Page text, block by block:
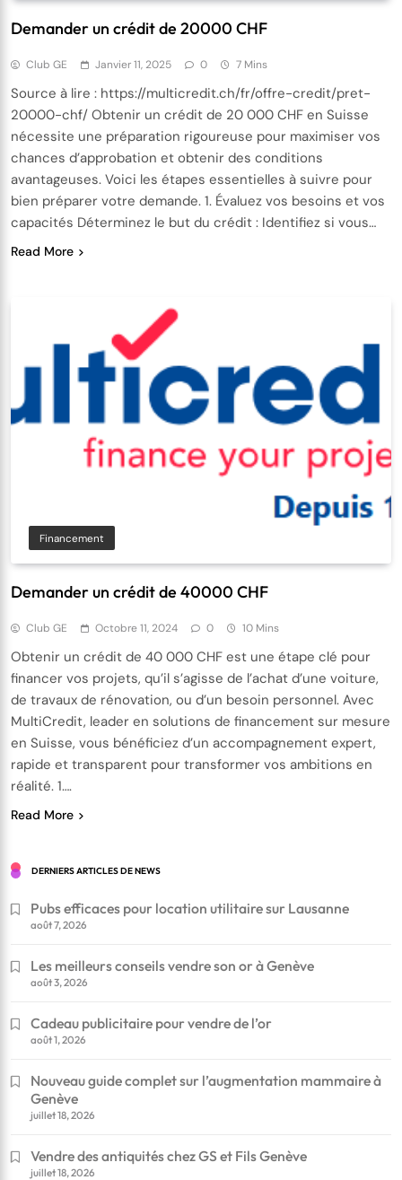
Demander un crédit de 20000 CHF
Club GE Janvier 11, 2025 0 7 Mins
Source à lire : https://multicredit.ch/fr/offre-credit/pret-
20000-chf/ Obtenir un crédit de 20 000 CHF en Suisse
nécessite une préparation rigoureuse pour maximiser vos
chances d’approbation et obtenir des conditions
avantageuses. Voici les étapes essentielles à suivre pour
bien préparer votre demande. 1. Évaluez vos besoins et vos
capacités Déterminez le but du crédit : Identifiez si vous…
Read More
Financement
Demander un crédit de 40000 CHF
Club GE Octobre 11, 2024 0 10 Mins
Obtenir un crédit de 40 000 CHF est une étape clé pour
financer vos projets, qu’il s’agisse de l’achat d’une voiture,
de travaux de rénovation, ou d’un besoin personnel. Avec
MultiCredit, leader en solutions de financement sur mesure
en Suisse, vous bénéficiez d’un accompagnement expert,
rapide et transparent pour transformer vos ambitions en
réalité. 1….
Read More
DERNIERS ARTICLES DE NEWS
Pubs efficaces pour location utilitaire sur Lausanne
août 7, 2026
Les meilleurs conseils vendre son or à Genève
août 3, 2026
Cadeau publicitaire pour vendre de l’or
août 1, 2026
Nouveau guide complet sur l’augmentation mammaire à
Genève
juillet 18, 2026
Vendre des antiquités chez GS et Fils Genève
juillet 18, 2026